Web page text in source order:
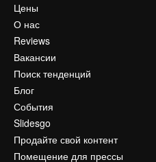
Цены
О нас
Reviews
Вакансии
Поиск тенденций
Блог
События
Slidesgo
Продайте свой контент
Помещение для прессы